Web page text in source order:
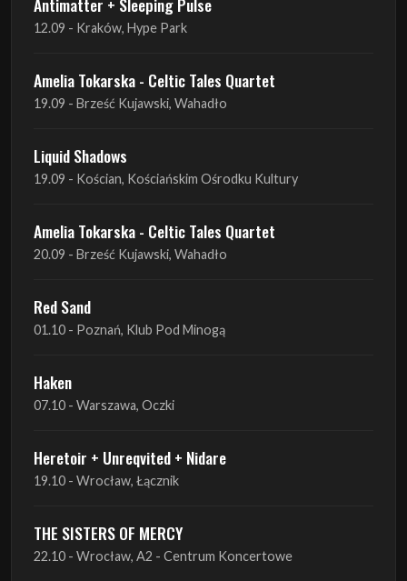
12.09 - Kraków, Hype Park
Amelia Tokarska - Celtic Tales Quartet
19.09 - Brześć Kujawski, Wahadło
Liquid Shadows
19.09 - Kościan, Kościańskim Ośrodku Kultury
Amelia Tokarska - Celtic Tales Quartet
20.09 - Brześć Kujawski, Wahadło
Red Sand
01.10 - Poznań, Klub Pod Minogą
Haken
07.10 - Warszawa, Oczki
Heretoir + Unreqvited + Nidare
19.10 - Wrocław, Łącznik
THE SISTERS OF MERCY
22.10 - Wrocław, A2 - Centrum Koncertowe